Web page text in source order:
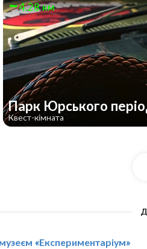
4.28 км
Парк Юрського
Квест-кімната
«Експериментаріум»